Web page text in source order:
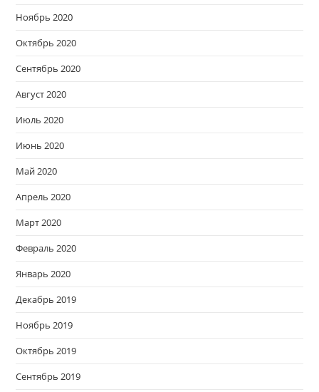
Ноябрь 2020
Октябрь 2020
Сентябрь 2020
Август 2020
Июль 2020
Июнь 2020
Май 2020
Апрель 2020
Март 2020
Февраль 2020
Январь 2020
Декабрь 2019
Ноябрь 2019
Октябрь 2019
Сентябрь 2019